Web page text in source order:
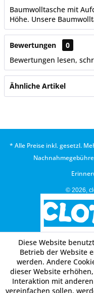
Baumwolltasche mit
Höhe. Unsere
Bewertungen
0
Bewertungen lesen,
Ähnliche Artikel
* Alle Preise inkl. gesetzl.
© 2026,
Diese Website
Betrieb der Website
werden. Andere
dieser Website
Interaktion mit
vereinfachen sollen,